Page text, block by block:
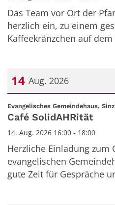
Das Team vor Ort der
herzlich ein, zu einem
Kaffeekränzchen auf
14 Aug. 2026
Datum: 14. August 2026
Evangelisches Gemeindehaus,
Café SolidAHRität
14. Aug. 2026 16:00 - 18:00
Herzliche Einladung zum
evangelischen
gute Zeit für Gespräche